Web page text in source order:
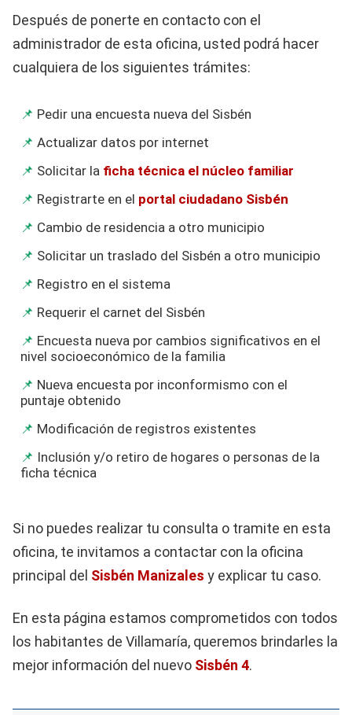
Después de ponerte en contacto con el
administrador de esta oficina, usted podrá hacer
cualquiera de los siguientes trámites:
Pedir una encuesta nueva del Sisbén
Actualizar datos por internet
Solicitar la ficha técnica el núcleo familiar
Registrarte en el portal ciudadano Sisbén
Cambio de residencia a otro municipio
Solicitar un traslado del Sisbén a otro municipio
Registro en el sistema
Requerir el carnet del Sisbén
Encuesta nueva por cambios significativos en el
nivel socioeconómico de la familia
Nueva encuesta por inconformismo con el
puntaje obtenido
Modificación de registros existentes
Inclusión y/o retiro de hogares o personas de la
ficha técnica
Si no puedes realizar tu consulta o tramite en esta
oficina, te invitamos a contactar con la oficina
principal del Sisbén Manizales y explicar tu caso.
En esta página estamos comprometidos con todos
los habitantes de Villamaría, queremos brindarles la
mejor información del nuevo Sisbén 4.